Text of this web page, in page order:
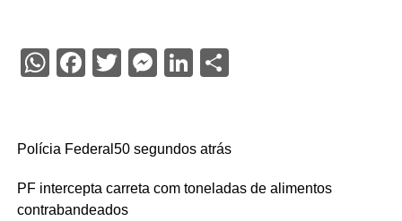
WhatsApp
Facebook
Twitter
Messenger
LinkedIn
Share
Polícia Federal50 segundos atrás
PF intercepta carreta com toneladas de alimentos
contrabandeados